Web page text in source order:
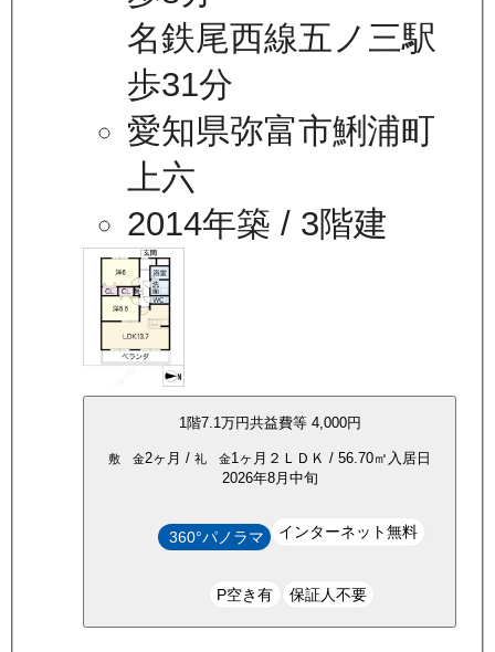
名鉄尾西線五ノ三駅
歩31分
愛知県弥富市鯏浦町
上六
2014年築 / 3階建
1階7.1万円共益費等 4,000円
敷 金2ヶ月 / 礼 金1ヶ月 ２ＬＤＫ / 56.70㎡ 入居日
2026年8月中旬
360°パノラマ インターネット無料
P空き有 保証人不要